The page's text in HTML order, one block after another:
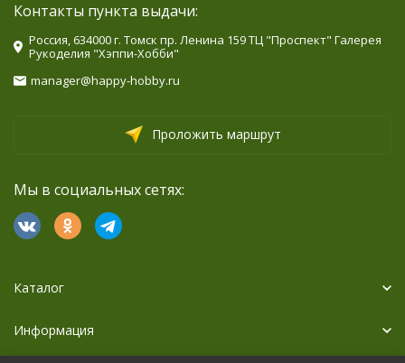
Контакты пункта выдачи:
Россия, 634000 г. Томск пр. Ленина 159 ТЦ "Проспект" Галерея
Рукоделия "Хэппи-Хобби"
manager@happy-hobby.ru
Проложить маршрут
Мы в социальных сетях:
Каталог
Информация